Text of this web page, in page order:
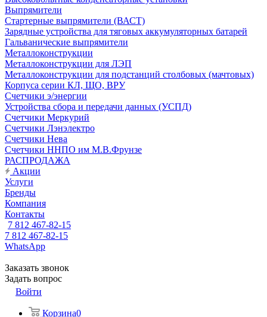
Выпрямители
Стартерные выпрямители (ВАСТ)
Зарядные устройства для тяговых аккумуляторных батарей
Гальванические выпрямители
Металлоконструкции
Металлоконструкции для ЛЭП
Металлоконструкции для подстанций столбовых (мачтовых)
Корпуса серии КЛ, ЩО, ВРУ
Счетчики э/энергии
Устройства сбора и передачи данных (УСПД)
Счетчики Меркурий
Счетчики Лэнэлектро
Счетчики Нева
Счетчики ННПО им М.В.Фрунзе
РАСПРОДАЖА
Акции
Услуги
Бренды
Компания
Контакты
7 812 467-82-15
7 812 467-82-15
WhatsApp
Заказать звонок
Задать вопрос
Войти
Корзина0